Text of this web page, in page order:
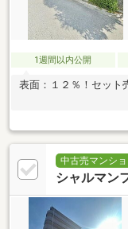
1週間以内公開
表面：１２％！セット
中古売マンシ
シャルマン